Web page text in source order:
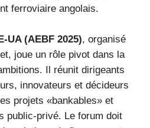
ferroviaire angolais.
(AEBF 2025), organisé
joue un rôle pivot dans la
Il réunit dirigeants
innovateurs et décideurs
projets «bankables» et
public-privé. Le forum doit